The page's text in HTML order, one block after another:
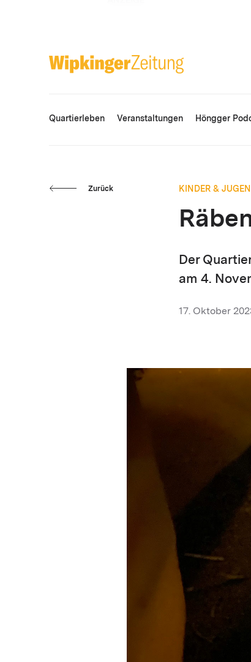
Quartierleben Veranstaltungen Höngger
Zurück KINDER &
Der
am 4.
17. Oktober